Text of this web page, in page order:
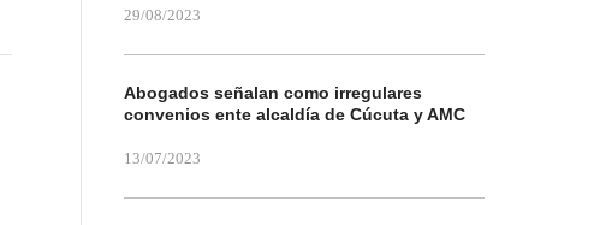
29/08/2023
Abogados señalan como irregulares
convenios ente alcaldía de Cúcuta y AMC
13/07/2023